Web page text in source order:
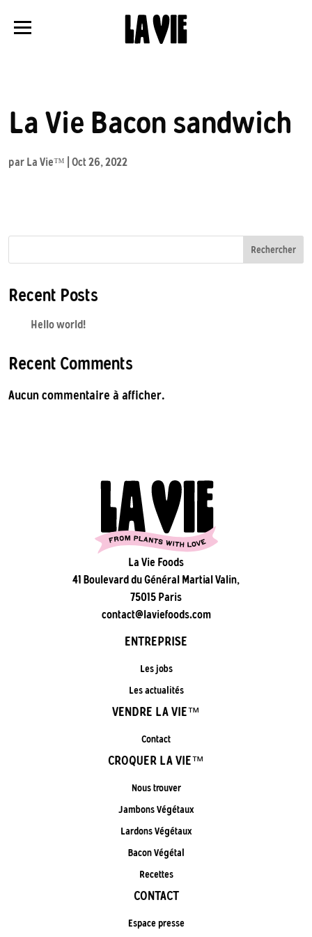
La Vie Bacon sandwich
par La Vie™ Oct 26, 2022
Rechercher
Recent Posts
Hello world!
Recent Comments
Aucun commentaire à afficher.
La Vie Foods
41 Boulevard du Général Martial Valin,
75015 Paris
contact@laviefoods.com
ENTREPRISE
Les jobs
Les actualités
VENDRE LA VIE™
Contact
CROQUER LA VIE™
Nous trouver
Jambons Végétaux
Lardons Végétaux
Bacon Végétal
Recettes
CONTACT
Espace presse